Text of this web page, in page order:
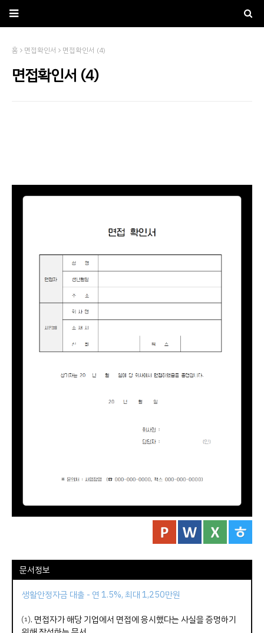
홈 면접확인서 면접확인서 (4)
면접확인서 (4)
문서정보
생활안정자금 대출 - 연 1.5%, 최대 1,250만원
⑴. 면접자가 해당 기업에서 면접에 응시했다는 사실을 증명하기